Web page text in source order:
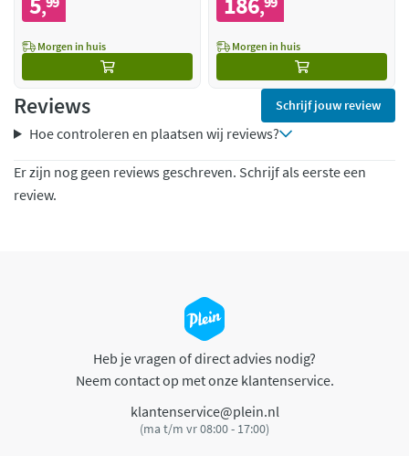
,
Morgen in huis
,
Morgen in huis
Reviews Schrijf jouw review
Hoe controleren en plaatsen wij reviews?
Er zijn nog geen reviews geschreven. Schrijf als eerste een
review.
Heb je vragen of direct advies nodig?
Neem contact op met onze klantenservice.
klantenservice@plein.nl
(ma t/m vr 08:00 - 17:00)